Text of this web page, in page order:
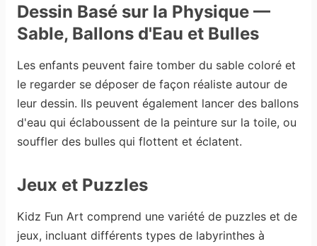
Dessin Basé sur la Physique —
Sable, Ballons d'Eau et Bulles
Les enfants peuvent faire tomber du sable coloré et
le regarder se déposer de façon réaliste autour de
leur dessin. Ils peuvent également lancer des ballons
d'eau qui éclaboussent de la peinture sur la toile, ou
souffler des bulles qui flottent et éclatent.
Jeux et Puzzles
Kidz Fun Art comprend une variété de puzzles et de
jeux, incluant différents types de labyrinthes à